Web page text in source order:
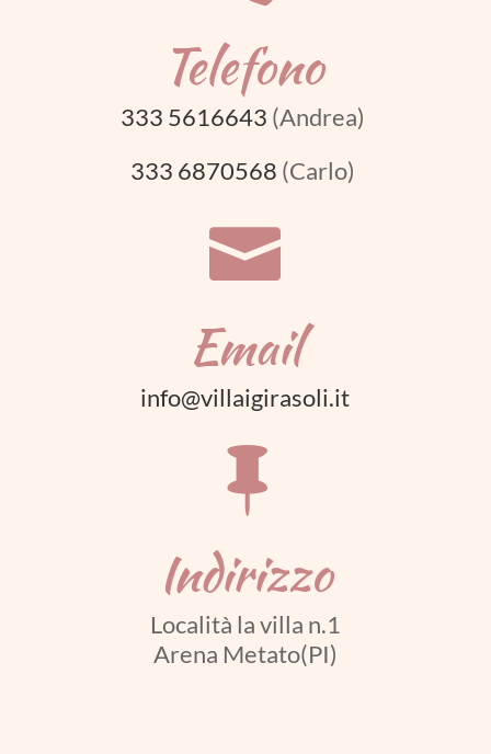
Telefono
333 5616643 (Andrea)
333 6870568 (Carlo)

Email
info@villaigirasoli.it

Indirizzo
Località la villa n.1
Arena Metato(PI)